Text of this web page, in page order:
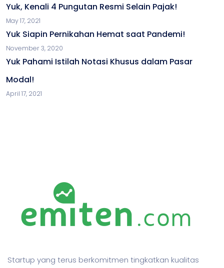
Yuk, Kenali 4 Pungutan Resmi Selain Pajak!
May 17, 2021
Yuk Siapin Pernikahan Hemat saat Pandemi!
November 3, 2020
Yuk Pahami Istilah Notasi Khusus dalam Pasar
Modal!
April 17, 2021
Startup yang terus berkomitmen tingkatkan kualitas